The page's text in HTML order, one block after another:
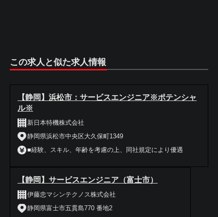
この求人と似た求人情報
【静岡】浜松市：サービスエンジニア※ポテンシャ
ル※
新日本特機株式会社
静岡県浜松市中央区大久保町1349
■経験、スキル、年齢を考慮の上、同社規定により優遇
【静岡】サービスエンジニア（富士市）
伊藤忠マシンテクノス株式会社
静岡県富士市五貫島770 番地2